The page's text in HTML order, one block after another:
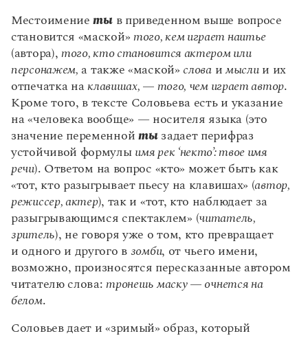
Местоимениетыв приведенном выше вопросе
становится «маской» того, кем играет наитье
(автора), того, кто становится актером или
персонажем, а также «маской» словаи мыслии их
отпечатка наклавишах, — того, чем играет автор.
Кроме того, в тексте Соловьева есть и указание
на «человека вообще» — носителя языка (это
значение переменной тызадает перифраз
устойчивой формулы имя рек ‘некто’: твое имя
речи). Ответом на вопрос «кто» может быть как
«тот, кто разыгрывает пьесу на клавишах» (автор,
режиссер, актер), так и «тот, кто наблюдает за
разыгрывающимся спектаклем» (читатель,
зритель), не говоря уже о том, кто превращает
и одного и другого в зомби, от чьего имени,
возможно, произносятся пересказанные автором
читателю слова:тронешь маску — очнется на
белом.
Соловьев дает и «зримый» образ, который